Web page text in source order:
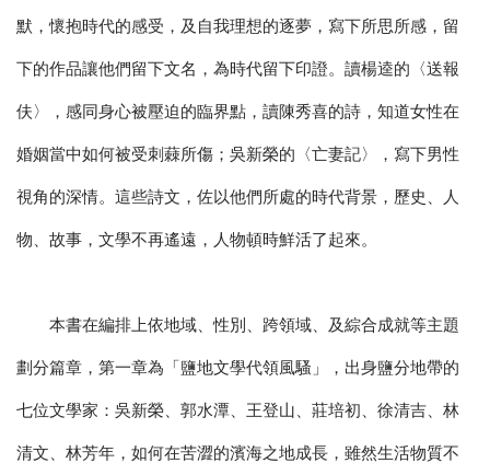
默，懷抱時代的感受，及自我理想的逐夢，寫下所思所感，留
下的作品讓他們留下文名，為時代留下印證。讀楊逵的〈送報
伕〉，感同身心被壓迫的臨界點，讀陳秀喜的詩，知道女性在
婚姻當中如何被受刺蕀所傷；吳新榮的〈亡妻記〉，寫下男性
視角的深情。這些詩文，佐以他們所處的時代背景，歷史、人
物、故事，文學不再遙遠，人物頓時鮮活了起來。
本書在編排上依地域、性別、跨領域、及綜合成就等主題
劃分篇章，第一章為「鹽地文學代領風騷」，出身鹽分地帶的
七位文學家：吳新榮、郭水潭、王登山、莊培初、徐清吉、林
清文、林芳年，如何在苦澀的濱海之地成長，雖然生活物質不